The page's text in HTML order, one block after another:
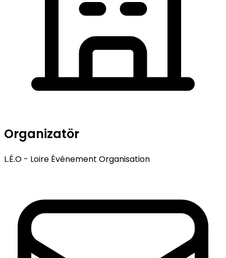
Organizatör
L.É.O - Loire Événement Organisation